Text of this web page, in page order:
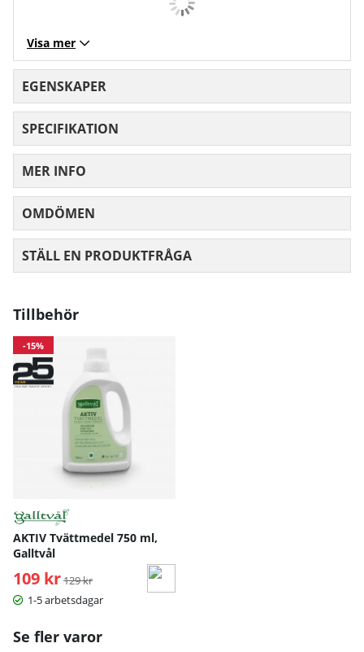
Visa mer
EGENSKAPER
SPECIFIKATION
MER INFO
OMDÖMEN
STÄLL EN PRODUKTFRÅGA
Tillbehör
-15%
AKTIV Tvättmedel 750 ml,
Galltvål
109 kr Ordinarie pris:
129 kr
1-5 arbetsdagar
Se fler varor